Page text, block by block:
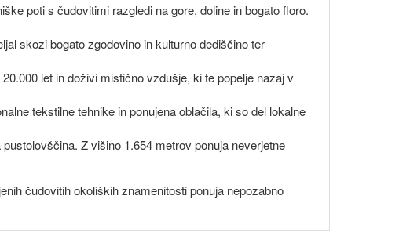
poti s čudovitimi razgledi na gore, doline in bogato floro.
skozi bogato zgodovino in kulturno dediščino ter
let in doživi mistično vzdušje, ki te popelje nazaj v
tekstilne tehnike in ponujena oblačila, ki so del lokalne
Z višino 1.654 metrov ponuja neverjetne
čudovitih okoliških znamenitosti ponuja nepozabno